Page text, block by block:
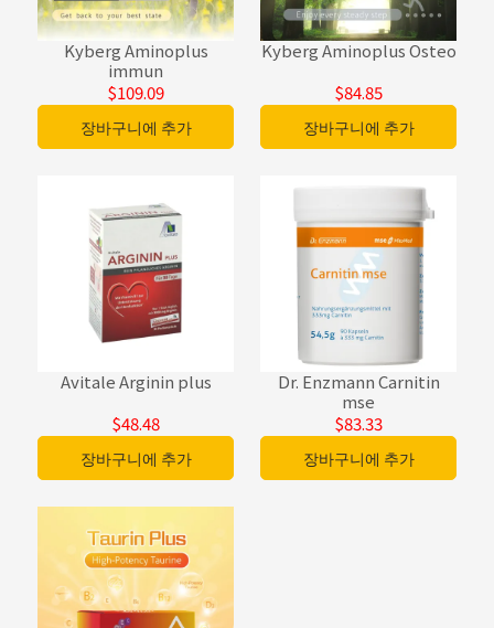
Kyberg Aminoplus
immun
$109.09
장바구니에 추가
Kyberg Aminoplus Osteo
$84.85
장바구니에 추가
Avitale Arginin plus
$48.48
장바구니에 추가
Dr. Enzmann Carnitin
mse
$83.33
장바구니에 추가